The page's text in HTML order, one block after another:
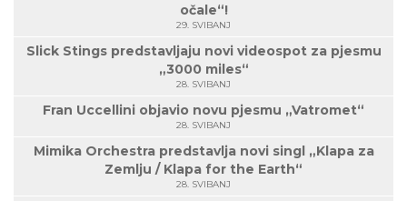
očale“!
29. SVIBANJ
Slick Stings predstavljaju novi videospot za pjesmu
„3000 miles“
28. SVIBANJ
Fran Uccellini objavio novu pjesmu „Vatromet“
28. SVIBANJ
Mimika Orchestra predstavlja novi singl „Klapa za
Zemlju / Klapa for the Earth“
28. SVIBANJ